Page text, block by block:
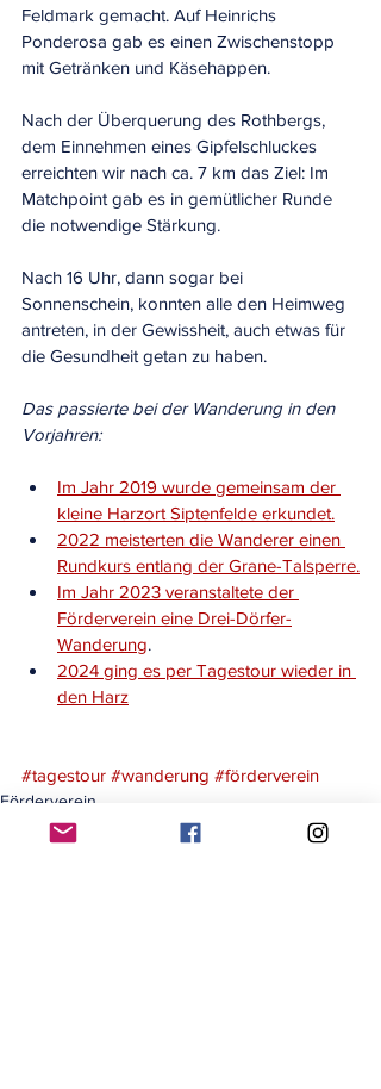
Feldmark gemacht. Auf Heinrichs
Ponderosa gab es einen Zwischenstopp
mit Getränken und Käsehappen.
Nach der Überquerung des Rothbergs,
dem Einnehmen eines Gipfelschluckes
erreichten wir nach ca. 7 km das Ziel: Im
Matchpoint gab es in gemütlicher Runde
die notwendige Stärkung.
Nach 16 Uhr, dann sogar bei
Sonnenschein, konnten alle den Heimweg
antreten, in der Gewissheit, auch etwas für
die Gesundheit getan zu haben.
Das passierte bei der Wanderung in den
Vorjahren:
Im Jahr 2019 wurde gemeinsam der
kleine Harzort Siptenfelde erkundet.
2022 meisterten die Wanderer einen
Rundkurs entlang der Grane-Talsperre.
Im Jahr 2023 veranstaltete der
Förderverein eine Drei-Dörfer-
Wanderung.
2024 ging es per Tagestour wieder in
den Harz
#tagestour #wanderung #förderverein
Förderverein